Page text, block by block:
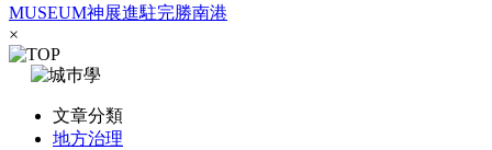
MUSEUM神展進駐完勝南港
×
文章分類
地方治理